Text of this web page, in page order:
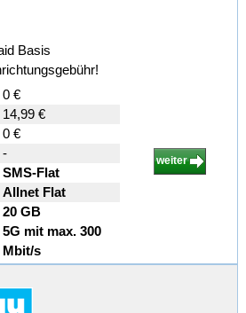
Basis
0 €
14,99 €
0 €
-
SMS-Flat
Allnet Flat
20 GB
5G mit max. 300
Mbit/s
weiter